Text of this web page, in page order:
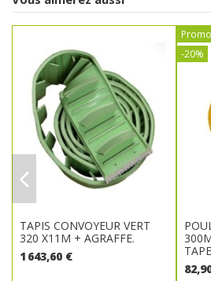
TAPIS CONVOYEUR VERT
320 X11M + AGRAFFE.
1 643,60 €
-20%